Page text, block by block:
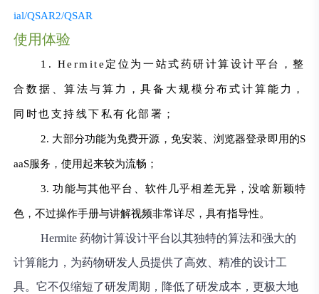
ial/QSAR2/QSAR
使用体验
1. Hermite定位为一站式药研计算设计平台，整
合数据、算法与算力，具备大规模分布式计算能力，
同时也支持线下私有化部署；
2. 大部分功能为免费开源，免安装、浏览器登录即用的S
aaS服务，使用起来较为流畅；
3. 功能与其他平台、软件几乎相差无异，没啥新颖特
色，不过操作手册与讲解视频非常详尽，具有指导性。
Hermite 药物计算设计平台以其独特的算法和强大的
计算能力，为药物研发人员提供了高效、精准的设计工
具。它不仅缩短了研发周期，降低了研发成本，更极大地